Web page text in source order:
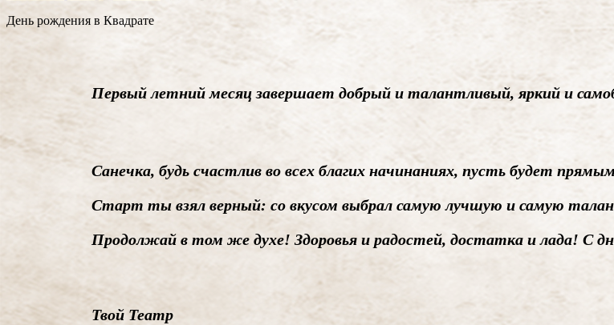
День рождения в Квадрате
Первый летний месяц завершает добрый и талантливый, яркий и
Санечка, будь счастлив во всех благих начинаниях, пусть будет
Старт ты взял верный: со вкусом выбрал самую лучшую и самую
Продолжай в том же духе! Здоровья и радостей, достатка и лада! С
Твой Театр